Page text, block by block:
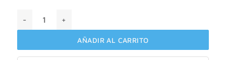
AÑADIR AL CARRITO